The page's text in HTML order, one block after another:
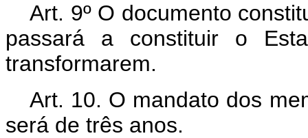
Art. 9º O documento
passará a constituir o
transformarem.
Art. 10. O mandato dos
será de três anos.